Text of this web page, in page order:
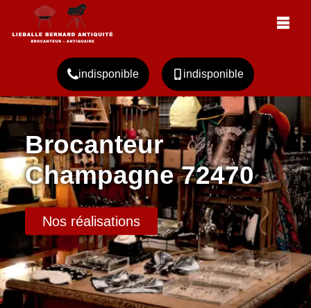
indisponible indisponible
Brocanteur
Champagne 72470
Nos réalisations